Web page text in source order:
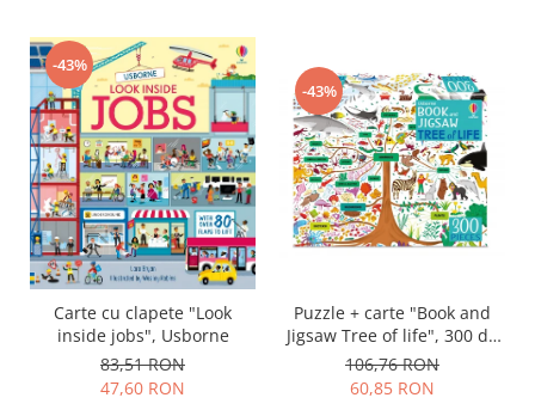
-43%
Carte cu clapete "Look
inside jobs", Usborne
83,51 RON
47,60 RON
-43%
Puzzle + carte "Book and
Jigsaw Tree of life", 300 de
piese, Usborne
106,76 RON
60,85 RON